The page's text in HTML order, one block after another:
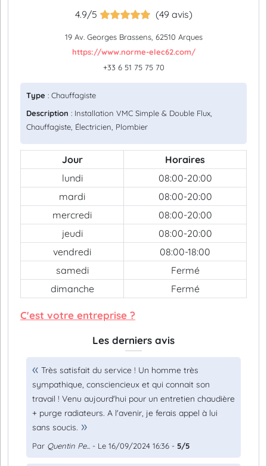
4.9/5 (49 avis)
19 Av. Georges Brassens, 62510 Arques
https://www.norme-elec62.com/
+33 6 51 75 75 70
Type : Chauffagiste
Description : Installation VMC Simple & Double Flux,
Chauffagiste, Électricien, Plombier
Jour
Horaires
lundi
08:00-20:00
mardi
08:00-20:00
mercredi
08:00-20:00
jeudi
08:00-20:00
vendredi
08:00-18:00
samedi
Fermé
dimanche
Fermé
C'est votre entreprise ?
Les derniers avis
Très satisfait du service ! Un homme très
sympathique, consciencieux et qui connait son
travail ! Venu aujourd'hui pour un entretien chaudière
+ purge radiateurs. A l'avenir, je ferais appel à lui
sans soucis.
Par Quentin Pe... - Le 16/09/2024 16:36 - 5/5